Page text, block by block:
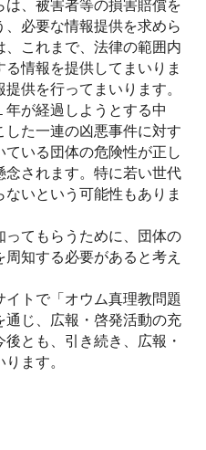
、被害者等の損害賠償を
必要な情報提供を求めら
これまで、法律の範囲内
情報を提供してまいりま
供を行ってまいります。
が経過しようとする中
た一連の凶悪事件に対す
いる団体の危険性が正し
念されます。特に若い世代
いという可能性もありま
てもらうために、団体の
知する必要があると考え
トで「オウム真理教問題
通じ、広報・啓発活動の充
とも、引き続き、広報・
ます。